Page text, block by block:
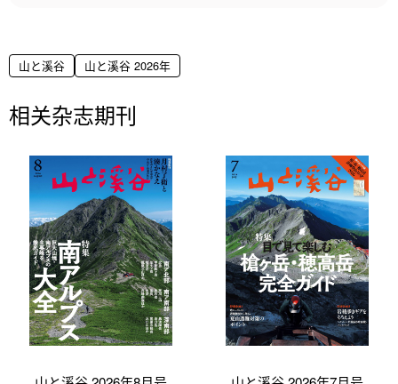
山と溪谷 山と溪谷 2026年
相关杂志期刊